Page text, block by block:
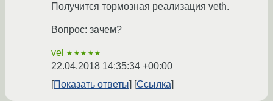
Получится тормозная реализация veth.
Вопрос: зачем?
vel ★★★★★
22.04.2018 14:35:34 +00:00
Показать ответы
Ссылка